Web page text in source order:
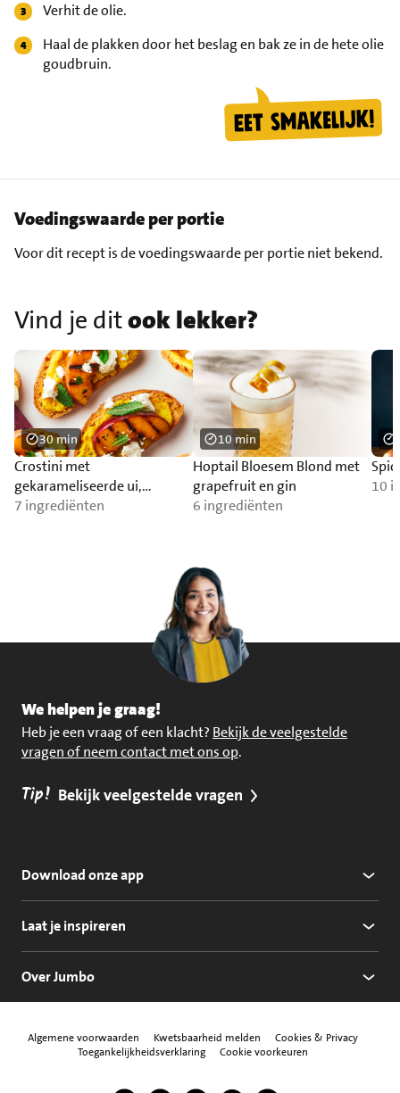
Verhit de olie.
Haal de plakken door het beslag en bak ze in de hete olie
goudbruin.
Voedingswaarde per portie
Voor dit recept is de voedingswaarde per portie niet bekend.
Vind je ditook lekker?
Crostini met
gekarameliseerde ui,
gegrilde perzik, feta en munt
7 ingrediënten
30 min
Hoptail Bloesem Blond met
grapefruit en gin
6 ingrediënten
10 min
10
We helpen je graag!
Heb je een vraag of een klacht? Bekijk de veelgestelde
vragen of neem contact met ons op.
Tip! Bekijk veelgestelde vragen
Download onze app
Laat je inspireren
Over Jumbo
Algemene voorwaarden Kwetsbaarheid melden
Cookies & Privacy
Toegankelijkheidsverklaring
Cookie voorkeuren